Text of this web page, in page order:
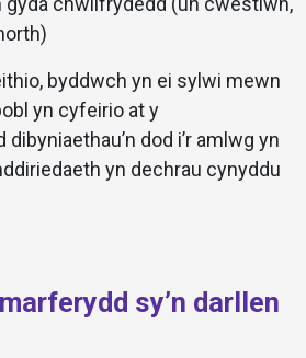
byddwch yn ei sylwi mewn
yn cyfeirio at y
dod i’r amlwg yn
yn dechrau cynyddu
sy’n darllen